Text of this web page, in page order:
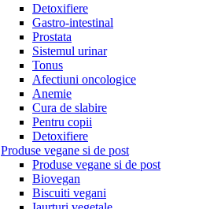
Detoxifiere
Gastro-intestinal
Prostata
Sistemul urinar
Tonus
Afectiuni oncologice
Anemie
Cura de slabire
Pentru copii
Detoxifiere
Produse vegane si de post
Produse vegane si de post
Biovegan
Biscuiti vegani